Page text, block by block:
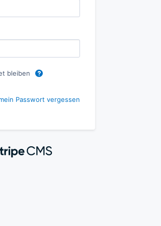
bleiben
Passwort vergessen